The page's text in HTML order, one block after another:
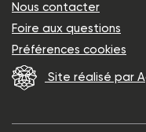
Nous contacter
Foire aux questions
Préférences cookies
Site réalisé par